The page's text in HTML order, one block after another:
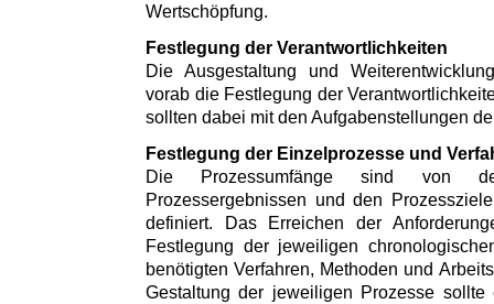
Wertschöpfung.
Festlegung der Verantwortlichkeiten
Die Ausgestaltung und
vorab die Festlegung der
sollten dabei mit den Aufgabenstellungen
Festlegung der Einzelprozesse und
Die Prozessumfänge sind von
Prozessergebnissen und den
definiert. Das Erreichen der
Festlegung der jeweiligen
benötigten Verfahren, Methoden und
Gestaltung der jeweiligen Prozesse